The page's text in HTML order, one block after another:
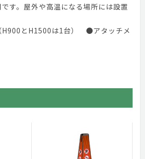
す。屋外や高温になる場所には設置
H900とH1500は1台） ●アタッチメ